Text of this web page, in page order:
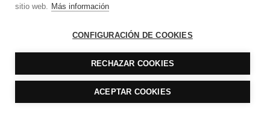
¡ESTABLECE LAS PRIORIDADES DE TU
DESPACHO PARA 2025 CON CLARIDAD Y
EFICACIA!
Comunicado para socios y directivos de
despachos profesionales.
sitio web. Más información
CONFIGURACIÓN DE COOKIES
RECHAZAR COOKIES
ACEPTAR COOKIES